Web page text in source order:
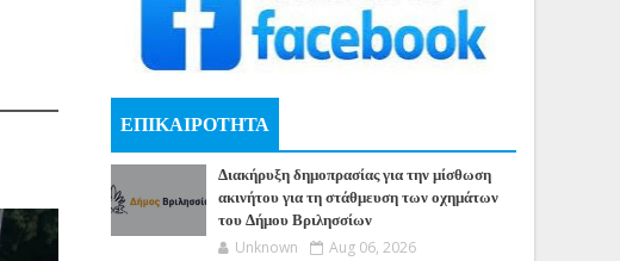
ΕΠΙΚΑΙΡΟΤΗΤΑ
Διακήρυξη δημοπρασίας για την μίσθωση
ακινήτου για τη στάθμευση των οχημάτων
του Δήμου Βριλησσίων
Unknown Aug 06, 2026